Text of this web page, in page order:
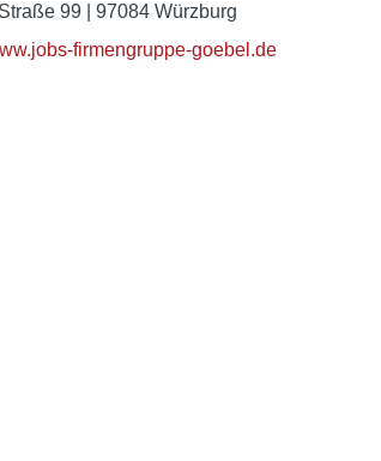
99 | 97084 Würzburg
firmengruppe-goebel.de